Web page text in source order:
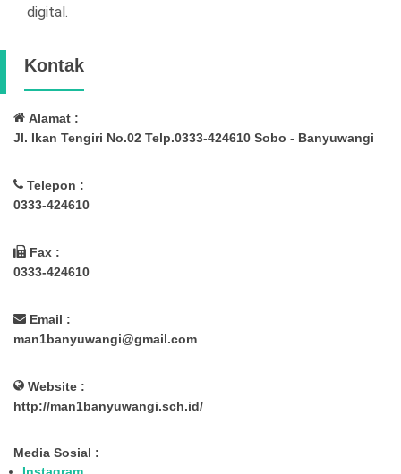
digital.
Kontak
Alamat :
Jl. Ikan Tengiri No.02 Telp.0333-424610 Sobo - Banyuwangi
Telepon :
0333-424610
Fax :
0333-424610
Email :
man1banyuwangi@gmail.com
Website :
http://man1banyuwangi.sch.id/
Media Sosial :